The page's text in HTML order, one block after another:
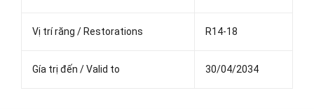
Vị trí răng / Restorations R14-18
Gía trị đến / Valid to 30/04/2034